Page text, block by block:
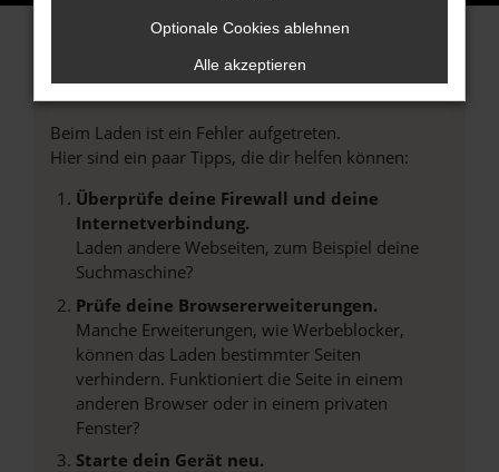
Fehler: Network Error
Beim Laden ist ein Fehler aufgetreten.
Hier sind ein paar Tipps, die dir helfen können:
Überprüfe deine Firewall und deine
Internetverbindung.
Laden andere Webseiten, zum Beispiel deine
Suchmaschine?
Prüfe deine Browsererweiterungen.
Manche Erweiterungen, wie Werbeblocker,
können das Laden bestimmter Seiten
verhindern. Funktioniert die Seite in einem
anderen Browser oder in einem privaten
Fenster?
Starte dein Gerät neu.
Optionale Cookies ablehnen
Alle akzeptieren